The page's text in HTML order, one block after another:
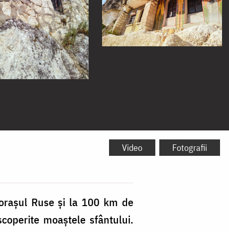
Video Fotografii
Ruse și la 100 km de
moaștele sfântului.